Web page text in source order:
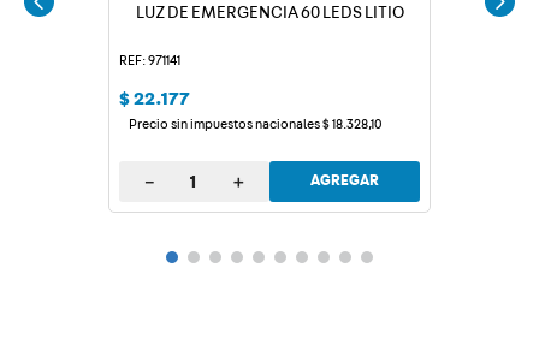
LUZ DE EMERGENCIA 60 LEDS LITIO
REF: 971141
$22.177
Precio sin impuestos nacionales$18 328,10
＋
－ AGREGAR